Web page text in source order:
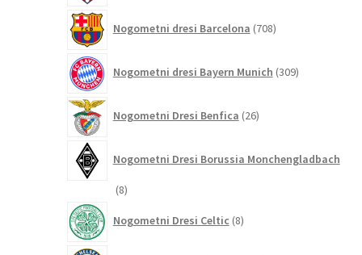
Nogometni dresi Barcelona 708izdelkov
Nogometni dresi Bayern Munich 309izdelkov
Nogometni Dresi Benfica 26izdelkov
Nogometni Dresi Borussia Monchengladbach
88
Nogometni Dresi Celtic 8izdelkov